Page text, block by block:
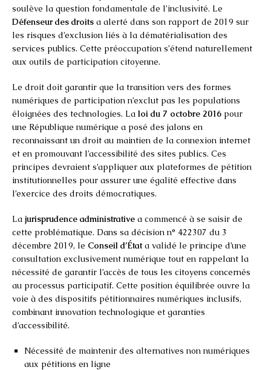
soulève la question fondamentale de l’inclusivité. Le
Défenseur des droits a alerté dans son rapport de 2019 sur
les risques d’exclusion liés à la dématérialisation des
services publics. Cette préoccupation s’étend naturellement
aux outils de participation citoyenne.
Le droit doit garantir que la transition vers des formes
numériques de participation n’exclut pas les populations
éloignées des technologies. La loi du 7 octobre 2016 pour
une République numérique a posé des jalons en
reconnaissant un droit au maintien de la connexion internet
et en promouvant l’accessibilité des sites publics. Ces
principes devraient s’appliquer aux plateformes de pétition
institutionnelles pour assurer une égalité effective dans
l’exercice des droits démocratiques.
La jurisprudence administrative a commencé à se saisir de
cette problématique. Dans sa décision n° 422307 du 3
décembre 2019, le Conseil d’Étata validé le principe d’une
consultation exclusivement numérique tout en rappelant la
nécessité de garantir l’accès de tous les citoyens concernés
au processus participatif. Cette position équilibrée ouvre la
voie à des dispositifs pétitionnaires numériques inclusifs,
combinant innovation technologique et garanties
d’accessibilité.
Nécessité de maintenir des alternatives non numériques
aux pétitions en ligne